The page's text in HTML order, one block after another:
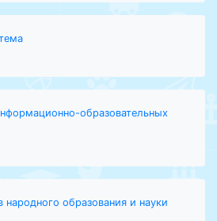
образовательных
образования и науки